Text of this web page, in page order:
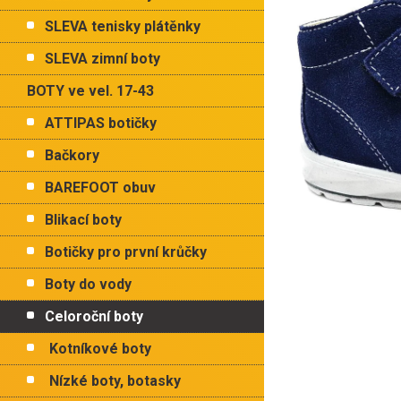
n
l
SLEVA tenisky plátěnky
SLEVA zimní boty
BOTY ve vel. 17-43
ATTIPAS botičky
Bačkory
BAREFOOT obuv
Blikací boty
Botičky pro první krůčky
Boty do vody
Celoroční boty
Kotníkové boty
Nízké boty, botasky